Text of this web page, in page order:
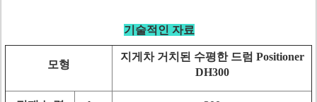
기술적인 자료
모형
지게차 거치된 수평한 드럼 Positioner
DH300